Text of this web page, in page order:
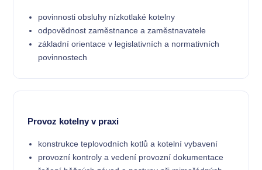
povinnosti obsluhy nízkotlaké kotelny
odpovědnost zaměstnance a zaměstnavatele
základní orientace v legislativních a normativních
povinnostech
Provoz kotelny v praxi
konstrukce teplovodních kotlů a kotelní vybavení
provozní kontroly a vedení provozní dokumentace